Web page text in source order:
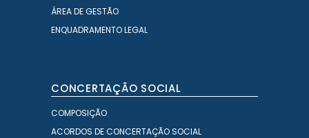
ÁREA DE GESTÃO
ENQUADRAMENTO LEGAL
CONCERTAÇÃO SOCIAL
COMPOSIÇÃO
ACORDOS DE CONCERTAÇÃO SOCIAL